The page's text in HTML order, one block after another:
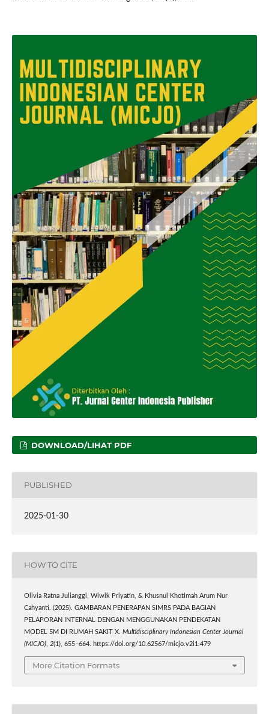
DOWNLOAD/LIHAT PDF
PUBLISHED
2025-01-30
HOW TO CITE
Olivia Ratna Julianggi, Wiwik Priyatin, & Khusnul Khotimah Arum Nur
Cahyanti. (2025). GAMBARAN PENERAPAN SIMRS PADA BAGIAN
PELAPORAN INTERNAL DENGAN MENGGUNAKAN PENDEKATAN
MODEL 5M DI RUMAH SAKIT X. Multidisciplinary Indonesian Center Journal
(MICJO), 2(1), 655–664. https://doi.org/10.62567/micjo.v2i1.479
More Citation Formats